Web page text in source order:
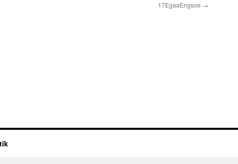
17EgaaEngsoe →